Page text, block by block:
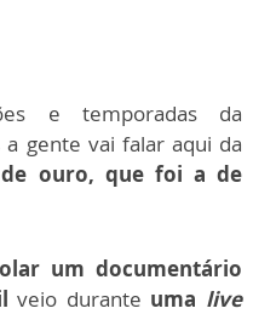
e temporadas da
a gente vai falar aqui da
ouro, que foi a de
um documentário
veio durante uma live